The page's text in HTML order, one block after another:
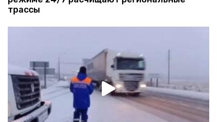
трассы